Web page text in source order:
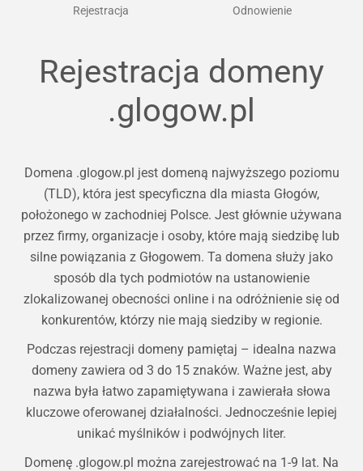
Rejestracja Odnowienie
Rejestracja domeny
.glogow.pl
Domena .glogow.pl jest domeną najwyższego poziomu
(TLD), która jest specyficzna dla miasta Głogów,
położonego w zachodniej Polsce. Jest głównie używana
przez firmy, organizacje i osoby, które mają siedzibę lub
silne powiązania z Głogowem. Ta domena służy jako
sposób dla tych podmiotów na ustanowienie
zlokalizowanej obecności online i na odróżnienie się od
konkurentów, którzy nie mają siedziby w regionie.
Podczas rejestracji domeny pamiętaj – idealna nazwa
domeny zawiera od 3 do 15 znaków. Ważne jest, aby
nazwa była łatwo zapamiętywana i zawierała słowa
kluczowe oferowanej działalności. Jednocześnie lepiej
unikać myślników i podwójnych liter.
Domenę .glogow.pl można zarejestrować na 1-9 lat. Na